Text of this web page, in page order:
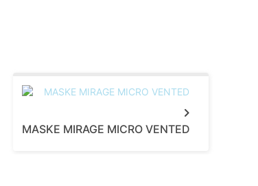
MASKE MIRAGE MICRO VENTED